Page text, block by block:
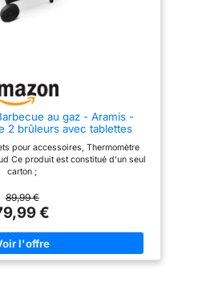
au gaz - Aramis -
2 brûleurs avec tablettes
pour accessoires, Thermomètre
Ce produit est constitué d'un seul
carton ;
89,99 €
€